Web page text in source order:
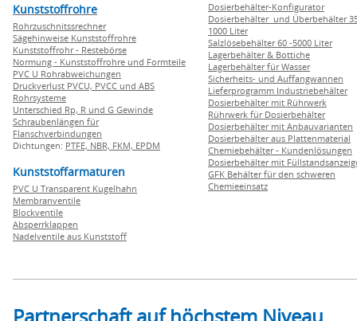
Kunststoffrohre
Rohrzuschnitssrechner
Sägehinweise Kunststoffrohre
Kunststoffrohr - Restebörse
Normung - Kunststoffrohre und Formteile
PVC U Rohrabweichungen
Druckverlust PVCU, PVCC und ABS
Rohrsysteme
Unterschied Rp, R und G Gewinde
Schraubenlängen für
Flanschverbindungen
Dichtungen: PTFE, NBR, FKM, EPDM
Kunststoffarmaturen
PVC U Transparent Kugelhahn
Membranventile
Blockventile
Absperrklappen
Nadelventile aus Kunststoff
Dosierbehälter-Konfigurator
Dosierbehälter und Überbehälter
1000 Liter
Salzlösebehälter 60 -5000 Liter
Lagerbehälter & Bottiche
Lagerbehälter für Wasser
Sicherheits- und Auffangwannen
Lieferprogramm Industriebehälter
Dosierbehälter mit Rührwerk
Rührwerk für Dosierbehälter
Dosierbehälter mit Anbauvarianten
Dosierbehälter aus Plattenmaterial
Chemiebehälter - Kundenlösungen
Dosierbehälter mit
GFK Behälter für den schweren
Chemieeinsatz